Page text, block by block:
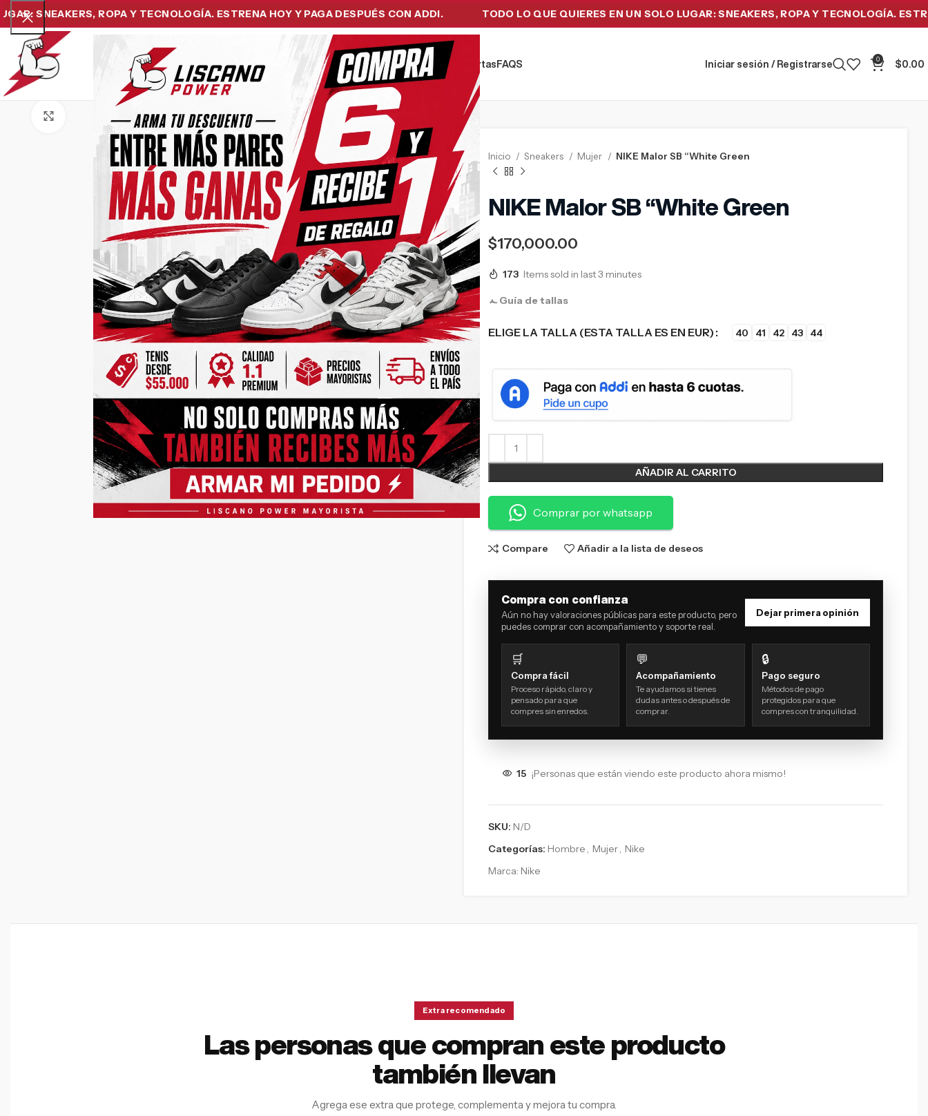
ROPA Y TECNOLOGÍA. ESTRENA HOY Y PAGA DESPUÉS CON ADDI. TODO LO QUE QUIERES EN UN SOLO LUGAR: SNEAKERS, ROPA Y TECNOLOGÍA. ESTRENA
Home SneakersTecnologíaRopa de Hombre Ofertas FAQ´S Iniciar sesión / Registrarse
0
$0.00
Inicio Sneakers Mujer NIKE Malor SB “White Green
NIKE Malor SB “White Green
$170,000.00
173 Items sold in last 3 minutes
Guía de tallas
ELIGE LA TALLA (ESTA TALLA ES EN EUR) 40 41 42 43 44
AÑADIR AL CARRITO
Comprar por whatsapp
Compare Añadir a la lista de deseos
Compra con confianza
Aún no hay valoraciones públicas para este producto, pero
puedes comprar con acompañamiento y soporte real.
Dejar primera opinión
🛒
Compra fácil
Proceso rápido, claro y
pensado para que
compres sin enredos.
💬
Acompañamiento
Te ayudamos si tienes
dudas antes o después de
comprar.
🔒
Pago seguro
Métodos de pago
protegidos para que
compres con tranquilidad.
15 ¡Personas que están viendo este producto ahora mismo!
SKU: N/D
Categorías: Hombre , Mujer, Nike
Marca: Nike
Extra recomendado
Las personas que compran este producto
también llevan
Agrega ese extra que protege, complementa y mejora tu compra.